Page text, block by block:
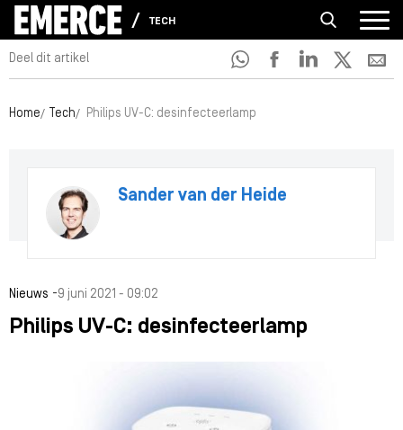
TECH
Deel dit artikel
Home Tech Philips UV-C: desinfecteerlamp
Sander van der Heide
Nieuws -9 juni 2021 - 09:02
Philips UV-C: desinfecteerlamp